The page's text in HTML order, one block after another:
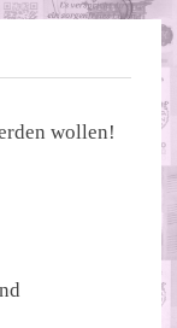
wollen!